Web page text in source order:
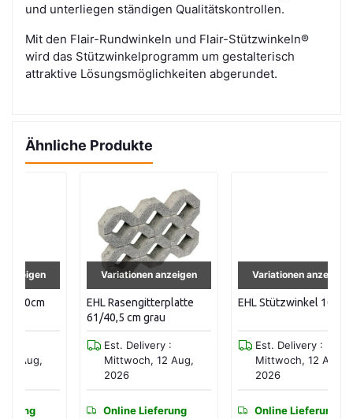
und unterliegen ständigen Qualitätskontrollen.
Mit den Flair-Rundwinkeln und Flair-Stützwinkeln®
wird das Stützwinkelprogramm um gestalterisch
attraktive Lösungsmöglichkeiten abgerundet.
Ähnliche Produkte
Variationen anzeigen
EHL Rasengitterplatte
61/40,5 cm grau
Est. Delivery :
Mittwoch, 12 Aug,
Online Lieferung
Variationen anzeigen
EHL Stützwinkel 100cm
Est. Delivery :
Mittwoch, 12 Aug,
Online Lieferung